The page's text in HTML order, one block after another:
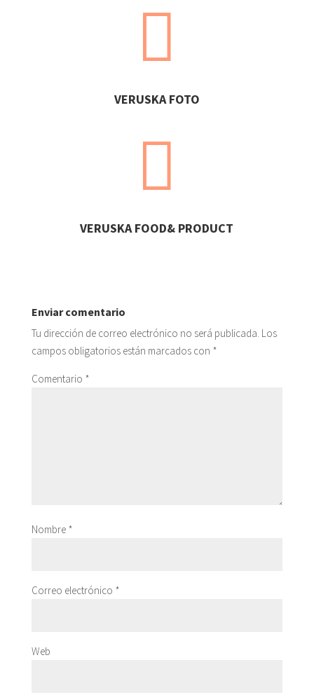

VERUSKA FOTO

VERUSKA FOOD& PRODUCT
Enviar comentario
Tu dirección de correo electrónico no será publicada. Los
campos obligatorios están marcados con *
Comentario *
Nombre *
Correo electrónico *
Web